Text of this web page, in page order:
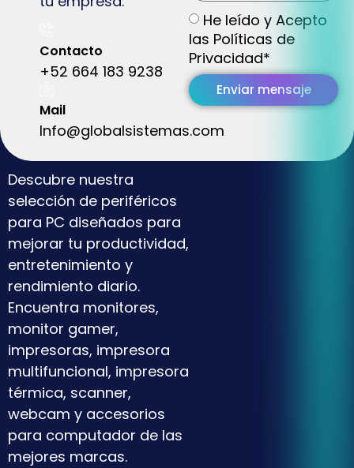
Contacto
+52 664 183 9238
Mail
Info@globalsistemas.com
He leído y Acepto
las Políticas de
Privacidad*
Enviar mensaje
Descubre nuestra
selección de periféricos
para PC diseñados para
mejorar tu productividad,
entretenimiento y
rendimiento diario.
Encuentra monitores,
monitor gamer,
impresoras, impresora
multifuncional, impresora
térmica, scanner,
webcam y accesorios
para computador de las
mejores marcas.